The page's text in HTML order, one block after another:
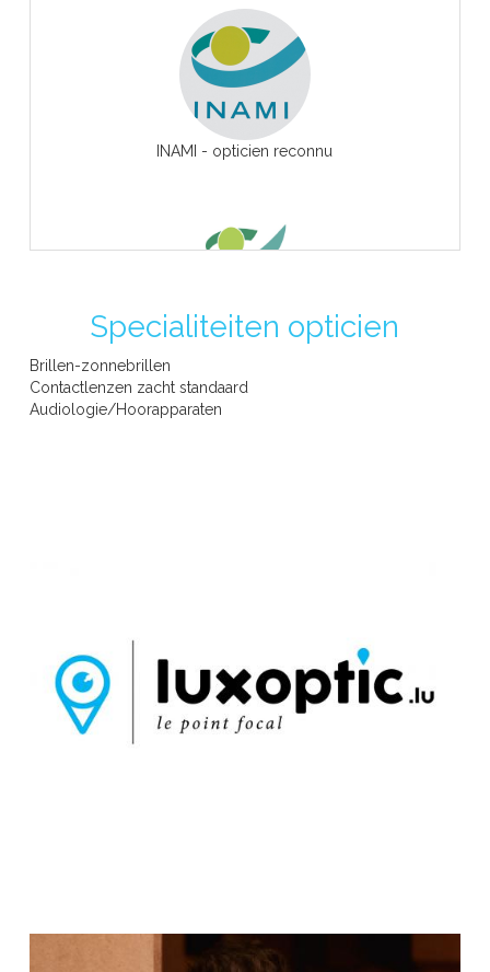
INAMI - opticien reconnu
RIZIV -erkend opticien
Specialiteiten opticien
Brillen-zonnebrillen
Contactlenzen zacht standaard
Audiologie/Hoorapparaten